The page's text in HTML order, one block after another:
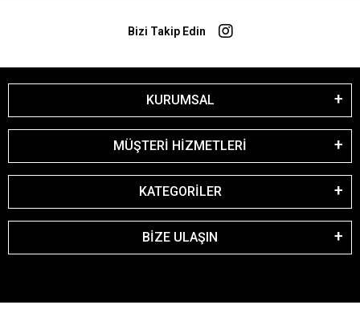
Bizi Takip Edin
KURUMSAL
MÜŞTERİ HİZMETLERİ
KATEGORİLER
BİZE ULAŞIN